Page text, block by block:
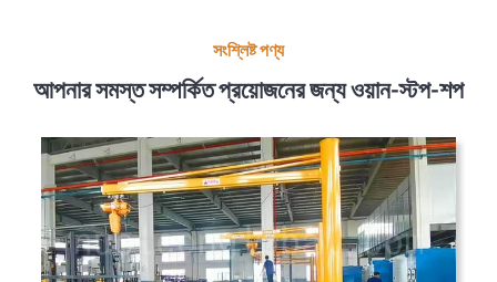
সংশ্লিষ্ট পণ্য
আপনার সমস্ত সম্পর্কিত প্রয়োজনের জন্য ওয়ান-স্টপ-শপ